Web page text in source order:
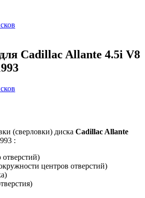
Cadillac Allante 4.5i V8
(сверловки) диска Cadillac Allante
:
отверстий)
центров отверстий)